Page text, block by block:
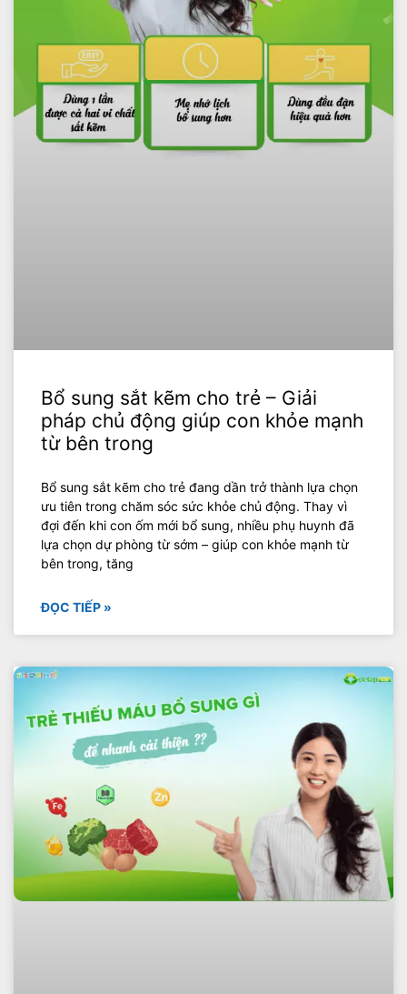
Bổ sung sắt kẽm cho trẻ – Giải
pháp chủ động giúp con khỏe mạnh
từ bên trong
Bổ sung sắt kẽm cho trẻ đang dần trở thành lựa chọn
ưu tiên trong chăm sóc sức khỏe chủ động. Thay vì
đợi đến khi con ốm mới bổ sung, nhiều phụ huynh đã
lựa chọn dự phòng từ sớm – giúp con khỏe mạnh từ
bên trong, tăng
ĐỌC TIẾP »